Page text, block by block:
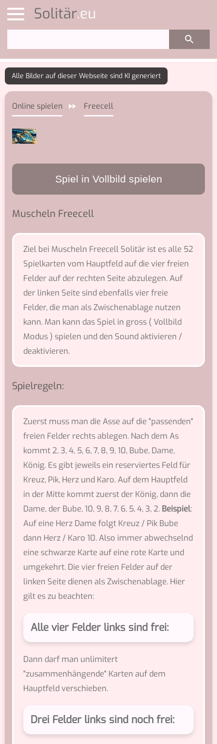
Solitär
Online spielen Freecell
Spiel in Vollbild spielen
Muscheln Freecell
Ziel bei Muscheln Freecell Solitär ist es alle 52
Spielkarten vom Hauptfeld auf die vier freien
Felder auf der rechten Seite abzulegen. Auf
der linken Seite sind ebenfalls vier freie
Felder, die man als Zwischenablage nutzen
kann. Man kann das Spiel in gross ( Vollbild
Modus ) spielen und den Sound aktivieren /
deaktivieren.
Spielregeln:
Zuerst muss man die Asse auf die "passenden"
freien Felder rechts ablegen. Nach dem As
kommt 2, 3, 4, 5, 6, 7, 8, 9, 10, Bube, Dame,
König. Es gibt jeweils ein reserviertes Feld für
Kreuz, Pik, Herz und Karo. Auf dem Hauptfeld
in der Mitte kommt zuerst der König, dann die
Dame, der Bube, 10, 9, 8, 7, 6, 5, 4, 3, 2. Beispiel:
Auf eine Herz Dame folgt Kreuz / Pik Bube
dann Herz / Karo 10. Also immer abwechselnd
eine schwarze Karte auf eine rote Karte und
umgekehrt. Die vier freien Felder auf der
linken Seite dienen als Zwischenablage. Hier
gilt es zu beachten:
Alle vier Felder links sind frei:
Dann darf man unlimitert
"zusammenhängende" Karten auf dem
Hauptfeld verschieben.
Drei Felder links sind noch frei: